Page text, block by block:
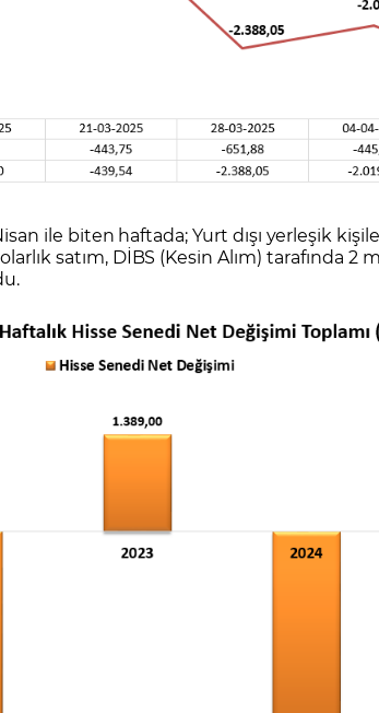
ile biten haftada; Yurt dışı yerleşik
satım, DİBS (Kesin Alım) tarafında 2